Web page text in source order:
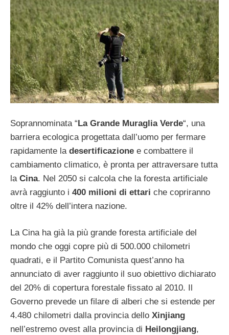
Soprannominata “La Grande Muraglia Verde“, una
barriera ecologica progettata dall’uomo per fermare
rapidamente la desertificazione e combattere il
cambiamento climatico, è pronta per attraversare tutta
la Cina. Nel 2050 si calcola che la foresta artificiale
avrà raggiunto i 400 milioni di ettari che copriranno
oltre il 42% dell’intera nazione.
La Cina ha già la più grande foresta artificiale del
mondo che oggi copre più di 500.000 chilometri
quadrati, e il Partito Comunista quest’anno ha
annunciato di aver raggiunto il suo obiettivo dichiarato
del 20% di copertura forestale fissato al 2010. Il
Governo prevede un filare di alberi che si estende per
4.480 chilometri dalla provincia dello Xinjiang
nell’estremo ovest alla provincia di Heilongjiang,